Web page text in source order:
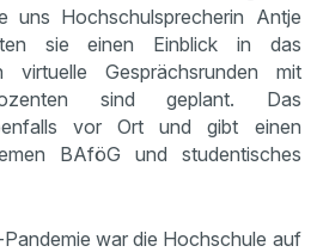
uns Hochschulsprecherin Antje
sie einen Einblick in das
virtuelle Gesprächsrunden mit
sind geplant. Das
vor Ort und gibt einen
BAföG und studentisches
war die Hochschule auf